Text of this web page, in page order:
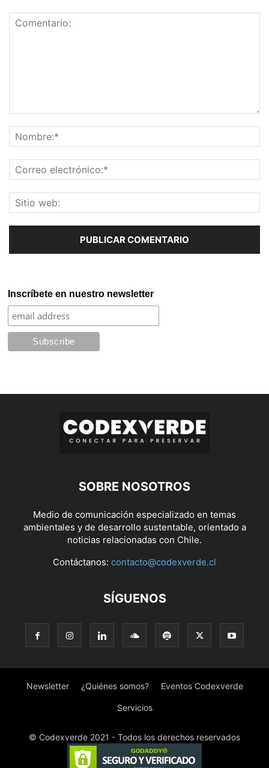
Inscríbete en nuestro newsletter
SOBRE NOSOTROS
Medio de comunicación especializado en temas
ambientales y de desarrollo sustentable, orientado a
noticias relacionadas con Chile.
Contáctanos: contacto@codexverde.cl
SÍGUENOS
Newsletter ¿Quiénes somos? Eventos Codexverde
Servicios
© Codexverde 2021 - Todos los derechos reservados